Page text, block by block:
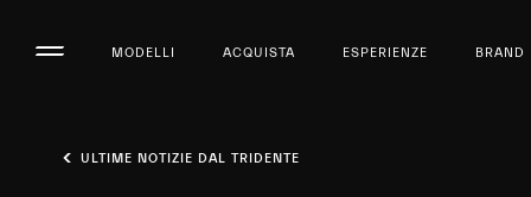
MODELLI ACQUISTA ESPERIENZE BRAND
ULTIME NOTIZIE DAL TRIDENTE